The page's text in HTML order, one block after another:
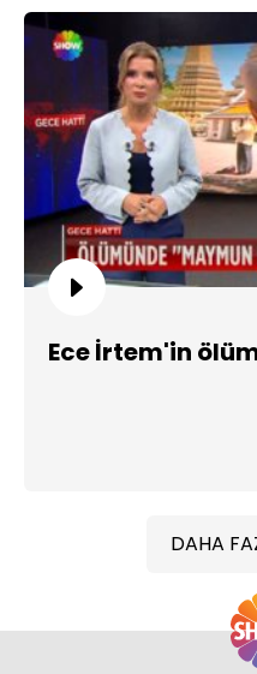
Ece İrtem'in
DAHA